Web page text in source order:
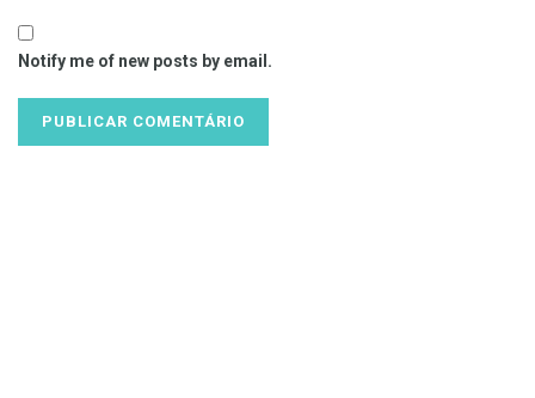
Notify me of new posts by email.